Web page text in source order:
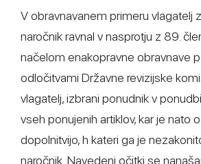
V obravnavanem primeru vlagatelj
naročnik ravnal v nasprotju z 89.
načelom enakopravne obravnave
odločitvami Državne revizijske
vlagatelj, izbrani ponudnik v
vseh ponujenih artiklov, kar je nato
dopolnitvijo, h kateri ga je
naročnik. Navedeni očitki se